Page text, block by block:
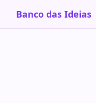
Banco das Ideias